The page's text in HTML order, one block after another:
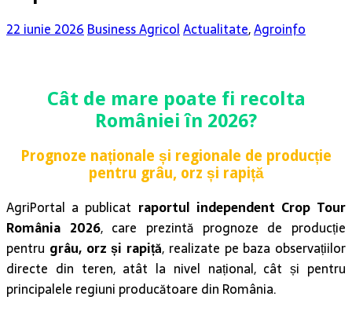
22 iunie 2026Business AgricolActualitate,Agroinfo
Cât de mare poate fi recolta
României în 2026?
Prognoze naționale și regionale de producție
pentru grâu, orz și rapiță
AgriPortal a publicat raportul independent Crop Tour
România 2026, care prezintă prognoze de producție
pentru grâu, orz și rapiță, realizate pe baza observațiilor
directe din teren, atât la nivel național, cât și pentru
principalele regiuni producătoare din România.